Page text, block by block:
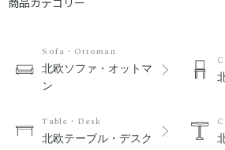
Sofa・Ottoman
北欧ソファ・オットマ
ン
Table・Desk
北欧テーブル・デスク